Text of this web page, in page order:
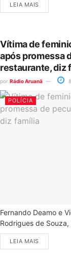
LEIA MAIS
Vítima de
após promessa
restaurante, diz
por Rádio Aruanã
POLÍCIA
Fernando Deamo e
Rodrigues de
LEIA MAIS